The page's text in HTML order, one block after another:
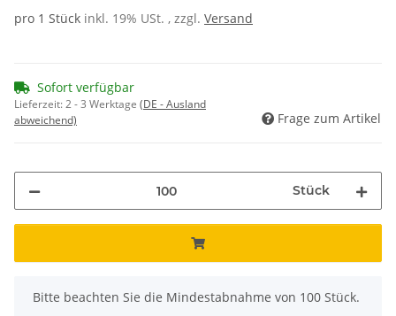
pro 1 Stück inkl. 19% USt. , zzgl. Versand
Sofort verfügbar
Lieferzeit:2 - 3 Werktage (DE - Ausland
abweichend)
Frage zum Artikel
Stück
x
Bitte beachten Sie die Mindestabnahme von 100 Stück.